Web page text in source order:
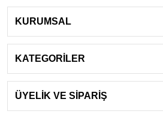
KURUMSAL
KATEGORİLER
ÜYELİK VE SİPARİŞ